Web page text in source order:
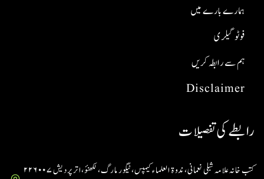
Disclaimer
ہم سے رابطہ کریں
فوٹو گیلری
ہمارے بارے میں
رابطے کی تفصیلات
کتب خانہ علامہ شبلی نعمانی، ندوۃ العلماء کیمپس، ٹیگور مارگ، لکھنؤ، اتر پردیش ۲۲۶۰۰۷